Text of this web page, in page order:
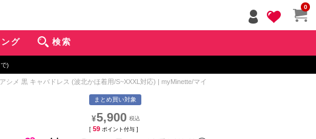
0
グ 検索
)
メ 黒 キャバドレス (波北かほ着用/S~XXXL対応) | myMinette/マイミネット
まとめ買い対象
¥5,900
[ 59 ポイント付与 ]
ジト
ップ